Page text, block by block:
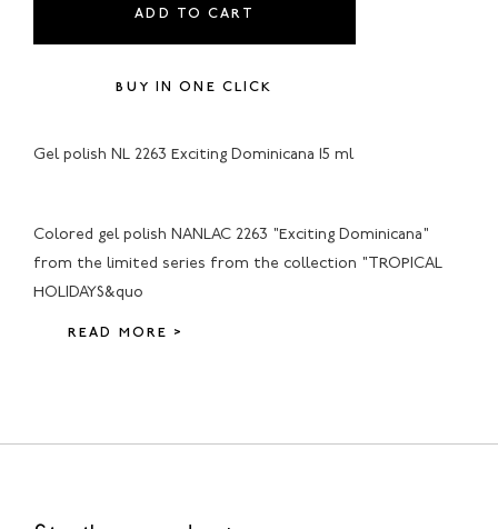
ADD TO CART
BUY IN ONE CLICK
Gel polish NL 2263 Exciting Dominicana 15 ml
Colored gel polish NANLAC 2263 "Exciting Dominicana"
from the limited series from the collection "TROPICAL
HOLIDAYS&quo
READ MORE >